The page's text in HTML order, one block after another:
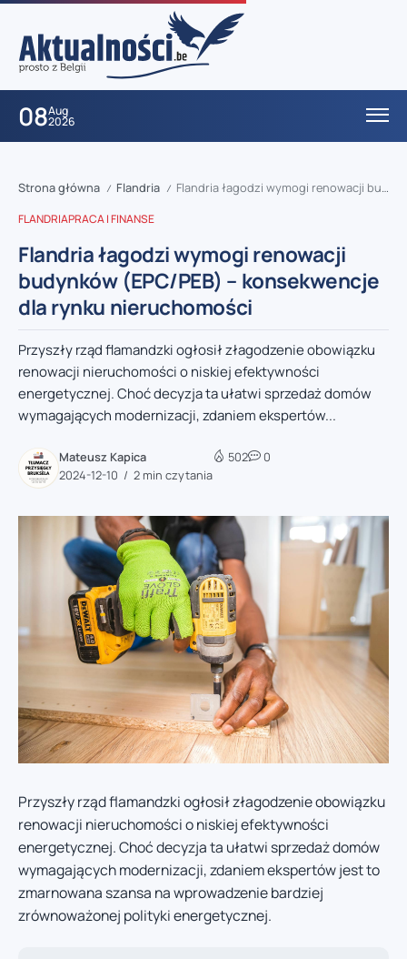
08Aug
2026
Strona główna / Flandria / Flandria łagodzi wymogi renowacji budynków (EPC/PEB) – konsekwencje dla rynku nieruchomości
FLANDRIAPRACA I FINANSE
Flandria łagodzi wymogi renowacji
budynków (EPC/PEB) – konsekwencje
dla rynku nieruchomości
Przyszły rząd flamandzki ogłosił złagodzenie obowiązku
renowacji nieruchomości o niskiej efektywności
energetycznej. Choć decyzja ta ułatwi sprzedaż domów
wymagających modernizacji, zdaniem ekspertów...
Mateusz Kapica
2024-12-10
2 min czytania
502 0
Przyszły rząd flamandzki ogłosił złagodzenie obowiązku
renowacji nieruchomości o niskiej efektywności
energetycznej. Choć decyzja ta ułatwi sprzedaż domów
wymagających modernizacji, zdaniem ekspertów jest to
zmarnowana szansa na wprowadzenie bardziej
zrównoważonej polityki energetycznej.